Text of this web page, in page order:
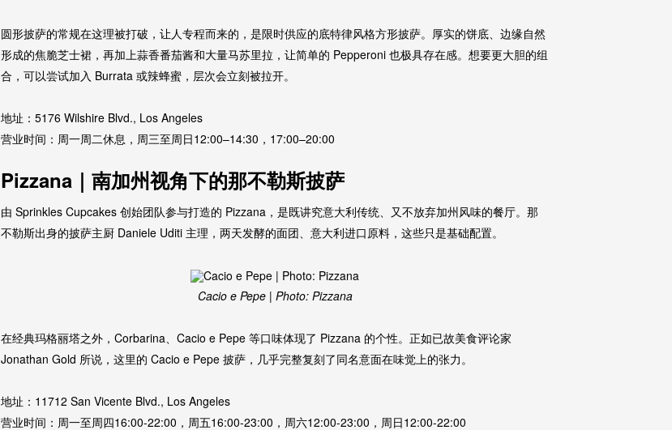
圆形披萨的常规在这理被打破，让人专程而来的，是限时供应的底特律风格方形披萨。厚实的饼底、边缘自然
形成的焦脆芝士裙，再加上蒜香番茄酱和大量马苏里拉，让简单的 Pepperoni 也极具存在感。想要更大胆的组
合，可以尝试加入 Burrata 或辣蜂蜜，层次会立刻被拉开。
地址：5176 Wilshire Blvd., Los Angeles
营业时间：周一周二休息，周三至周日12:00–14:30，17:00–20:00
Pizzana｜南加州视角下的那不勒斯披萨
由 Sprinkles Cupcakes 创始团队参与打造的 Pizzana，是既讲究意大利传统、又不放弃加州风味的餐厅。那
不勒斯出身的披萨主厨 Daniele Uditi 主理，两天发酵的面团、意大利进口原料，这些只是基础配置。
Cacio e Pepe | Photo: Pizzana
在经典玛格丽塔之外，Corbarina、Cacio e Pepe 等口味体现了 Pizzana 的个性。正如已故美食评论家
Jonathan Gold 所说，这里的 Cacio e Pepe 披萨，几乎完整复刻了同名意面在味觉上的张力。
地址：11712 San Vicente Blvd., Los Angeles
营业时间：周一至周四16:00-22:00，周五16:00-23:00，周六12:00-23:00，周日12:00-22:00